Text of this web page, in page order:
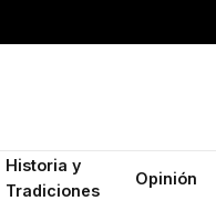
Historia y
Tradiciones
Opinión